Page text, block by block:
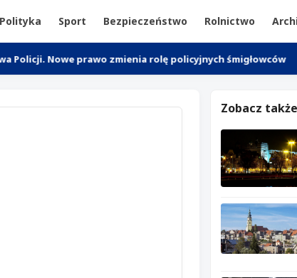
Polityka Sport Bezpieczeństwo Rolnictwo
prawo zmienia rolę policyjnych śmigłowców
Zobacz także